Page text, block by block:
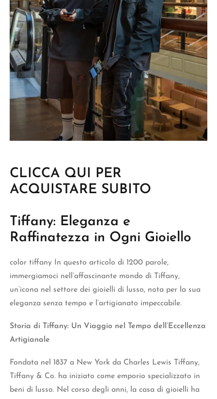
CLICCA QUI PER
ACQUISTARE SUBITO
Tiffany: Eleganza e
Raffinatezza in Ogni Gioiello
color tiffany In questo articolo di 1200 parole,
immergiamoci nell’affascinante mondo di Tiffany,
un’icona nel settore dei gioielli di lusso, nota per la sua
eleganza senza tempo e l’artigianato impeccabile.
Storia di Tiffany: Un Viaggio nel Tempo dell’Eccellenza
Artigianale
Fondata nel 1837 a New York da Charles Lewis Tiffany,
Tiffany & Co. ha iniziato come emporio specializzato in
beni di lusso. Nel corso degli anni, la casa di gioielli ha